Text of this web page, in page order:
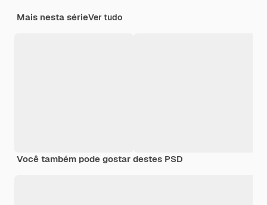
Mais nesta sérieVer tudo
Você também pode gostar destes PSD